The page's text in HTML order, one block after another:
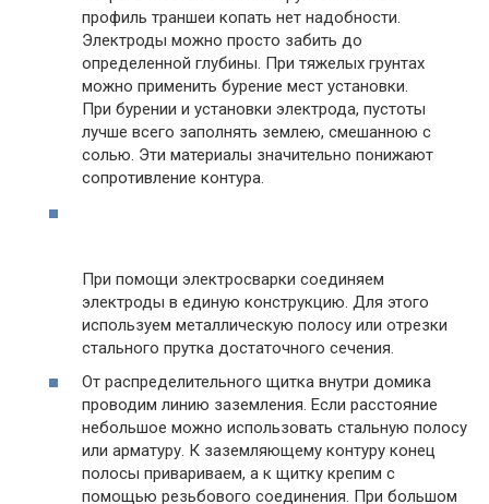
профиль траншеи копать нет надобности.
Электроды можно просто забить до
определенной глубины. При тяжелых грунтах
можно применить бурение мест установки.
При бурении и установки электрода, пустоты
лучше всего заполнять землею, смешанною с
солью. Эти материалы значительно понижают
сопротивление контура.
При помощи электросварки соединяем
электроды в единую конструкцию. Для этого
используем металлическую полосу или отрезки
стального прутка достаточного сечения.
От распределительного щитка внутри домика
проводим линию заземления. Если расстояние
небольшое можно использовать стальную полосу
или арматуру. К заземляющему контуру конец
полосы привариваем, а к щитку крепим с
помощью резьбового соединения. При большом